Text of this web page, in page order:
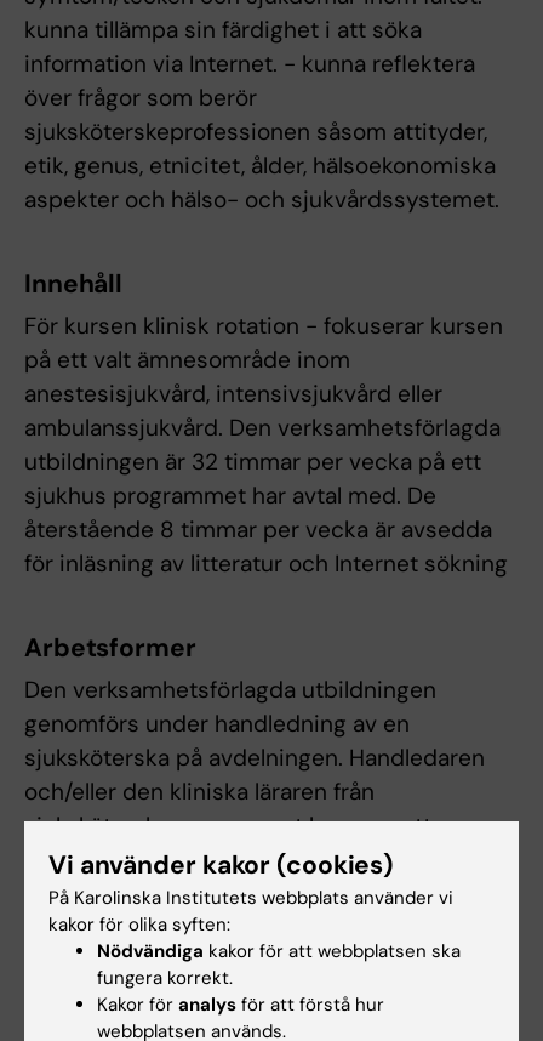
kunna tillämpa sin färdighet i att söka
information via Internet. - kunna reflektera
över frågor som berör
sjuksköterskeprofessionen såsom attityder,
etik, genus, etnicitet, ålder, hälsoekonomiska
aspekter och hälso- och sjukvårdssystemet.
Innehåll
För kursen klinisk rotation - fokuserar kursen
på ett valt ämnesområde inom
anestesisjukvård, intensivsjukvård eller
ambulanssjukvård. Den verksamhetsförlagda
utbildningen är 32 timmar per vecka på ett
sjukhus programmet har avtal med. De
återstående 8 timmar per vecka är avsedda
för inläsning av litteratur och Internet sökning
Arbetsformer
Den verksamhetsförlagda utbildningen
genomförs under handledning av en
sjuksköterska på avdelningen. Handledaren
och/eller den kliniska läraren från
sjuksköterskeprogrammet kommer att
bedöma studentens kliniska utveckling.
Examination
- En reflektionsdagbok som underlag för
handledarsamtal. - Enskild muntlig
Vi använder kakor (cookies)
På Karolinska Institutets webbplats använder vi
kakor för olika syften:
Nödvändiga kakor för att webbplatsen ska
fungera korrekt.
Kakor för analys för att förstå hur
webbplatsen används.